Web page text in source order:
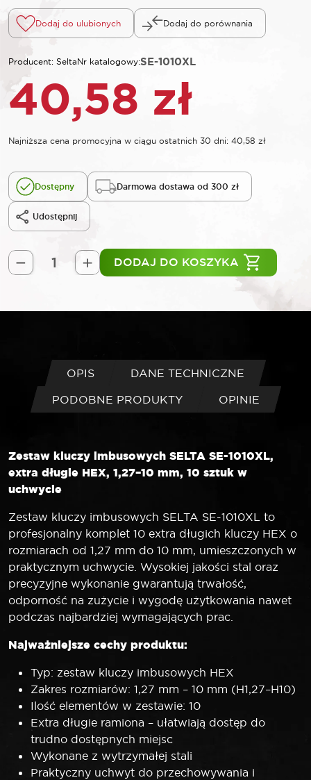
Dodaj do ulubionych Dodaj do porównania
Producent: SeltaNr katalogowy:SE-1010XL
40,58 zł
Najniższa cena promocyjna w ciągu ostatnich 30 dni: 40,58 zł
Dostępny Darmowa dostawa od 300 zł
Udostępnij
ilość
długich
w
elementów
1,27-
10
DODAJ DO KOSZYKA
OPIS
DANE TECHNICZNE
PODOBNE PRODUKTY
OPINIE
Zestaw kluczy imbusowych SELTA SE-1010XL,
extra długie HEX, 1,27–10 mm, 10 sztuk w
uchwycie
Zestaw kluczy imbusowych SELTA SE-1010XL to
profesjonalny komplet 10 extra długich kluczy HEX o
rozmiarach od 1,27 mm do 10 mm, umieszczonych w
praktycznym uchwycie. Wysokiej jakości stal oraz
precyzyjne wykonanie gwarantują trwałość,
odporność na zużycie i wygodę użytkowania nawet
podczas najbardziej wymagających prac.
Najważniejsze cechy produktu:
Typ: zestaw kluczy imbusowych HEX
Zakres rozmiarów: 1,27 mm – 10 mm (H1,27–H10)
Ilość elementów w zestawie: 10
Extra długie ramiona – ułatwiają dostęp do
trudno dostępnych miejsc
Wykonane z wytrzymałej stali
Praktyczny uchwyt do przechowywania i